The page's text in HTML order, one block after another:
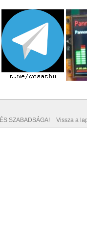
SZABADSÁGA! Vissza a